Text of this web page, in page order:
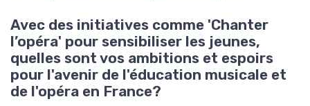
Avec des initiatives comme 'Chanter
l’opéra' pour sensibiliser les jeunes,
quelles sont vos ambitions et espoirs
pour l'avenir de l'éducation musicale et
de l'opéra en France?